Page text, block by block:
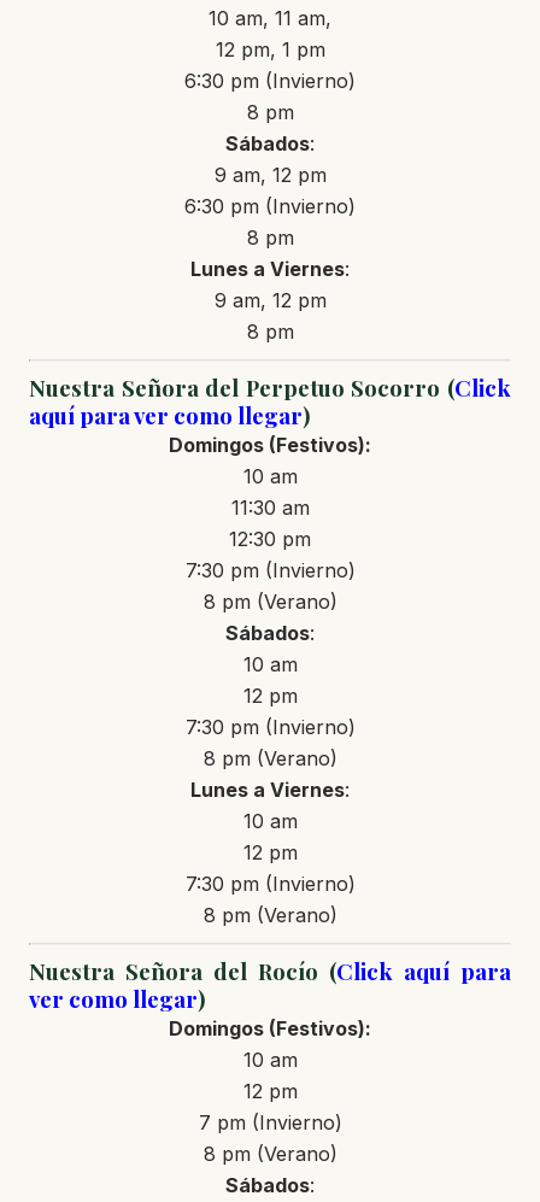
10 am, 11 am,
12 pm, 1 pm
6:30 pm (Invierno)
8 pm
Sábados:
9 am, 12 pm
6:30 pm (Invierno)
8 pm
Lunes a Viernes:
9 am, 12 pm
8 pm
Nuestra Señora del Perpetuo Socorro (Click
aquí para ver como llegar)
Domingos (Festivos):
10 am
11:30 am
12:30 pm
7:30 pm (Invierno)
8 pm (Verano)
Sábados:
10 am
12 pm
7:30 pm (Invierno)
8 pm (Verano)
Lunes a Viernes:
10 am
12 pm
7:30 pm (Invierno)
8 pm (Verano)
Nuestra Señora del Rocío (Click aquí para
ver como llegar)
Domingos (Festivos):
10 am
12 pm
7 pm (Invierno)
8 pm (Verano)
Sábados: